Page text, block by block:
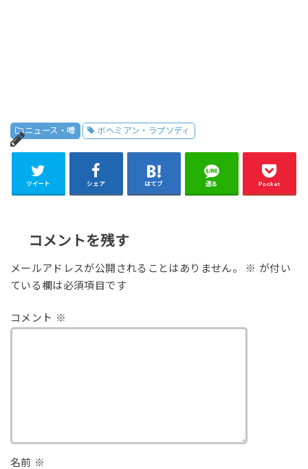
ニュース・噂 ボヘミアン・ラプソディ
ツイート シェア はてブ 送る Pocket
コメントを残す
メールアドレスが公開されることはありません。 ※ が付い
ている欄は必須項目です
コメント ※
名前 ※